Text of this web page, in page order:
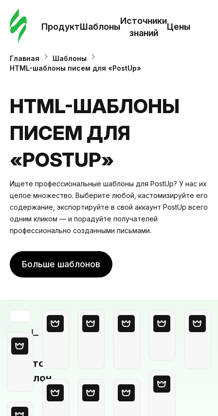
ПродуктШаблоны
Источники
знаний
Цены
Главная
Шаблоны
HTML-шаблоны писем для «PostUp»
HTML-ШАБЛОНЫ
ПИСЕМ ДЛЯ
«POSTUP»
Ищете профессиональные шаблоны для PostUp? У нас их
целое множество. Выберите любой, кастомизируйте его
содержание, экспортируйте в свой аккаунт PostUp всего
одним кликом — и порадуйте получателей
профессионально созданными письмами.
Больше шаблонов
Пустой
шаблон